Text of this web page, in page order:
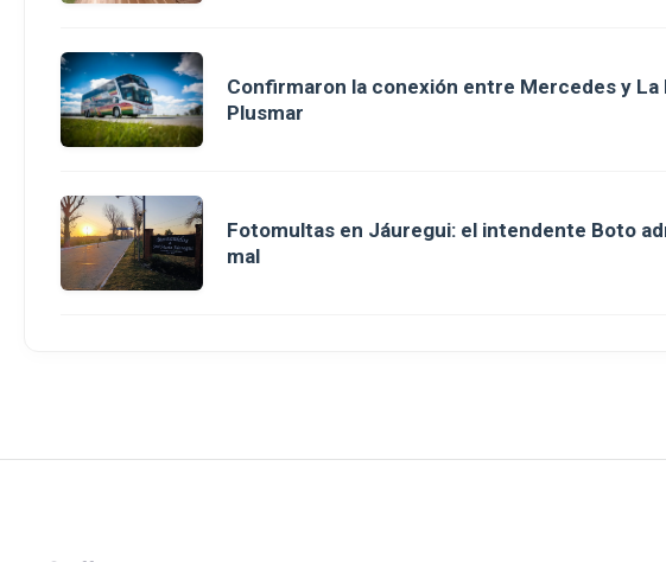
Confirmaron la conexión entre Mercedes y La
Plusmar
Fotomultas en Jáuregui: el intendente Boto
mal